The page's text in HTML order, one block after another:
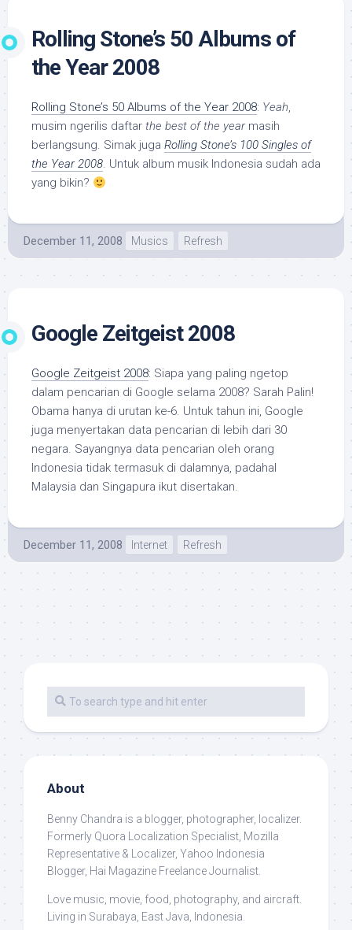
Rolling Stone’s 50 Albums of
the Year 2008
Rolling Stone’s 50 Albums of the Year 2008: Yeah,
musim ngerilis daftar the best of the yearmasih
berlangsung. Simak juga Rolling Stone’s 100 Singles of
the Year 2008. Untuk album musik Indonesia sudah ada
yang bikin?
December 11, 2008 Musics Refresh
Google Zeitgeist 2008
Google Zeitgeist 2008: Siapa yang paling ngetop
dalam pencarian di Google selama 2008? Sarah Palin!
Obama hanya di urutan ke-6. Untuk tahun ini, Google
juga menyertakan data pencarian di lebih dari 30
negara. Sayangnya data pencarian oleh orang
Indonesia tidak termasuk di dalamnya, padahal
Malaysia dan Singapura ikut disertakan.
December 11, 2008 Internet Refresh
About
Benny Chandra is a blogger, photographer, localizer.
Formerly Quora Localization Specialist, Mozilla
Representative & Localizer, Yahoo Indonesia
Blogger, Hai Magazine Freelance Journalist.
Love music, movie, food, photography, and aircraft.
Living in Surabaya, East Java, Indonesia.